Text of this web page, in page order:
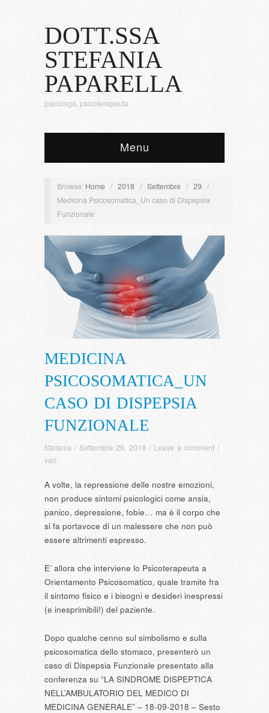
DOTT.SSA
STEFANIA
PAPARELLA
psicologa, psicoterapeuta
Menu
Browse: Home / 2018 / Settembre / 29 /
Medicina Psicosomatica_Un caso di Dispepsia
Funzionale
MEDICINA
PSICOSOMATICA_UN
CASO DI DISPEPSIA
FUNZIONALE
Stefania / Settembre 29, 2018 / Leave a comment /
vari
A volte, la repressione delle nostre emozioni,
non produce sintomi psicologici come ansia,
panico, depressione, fobie… ma è il corpo che
si fa portavoce di un malessere che non può
essere altrimenti espresso.
E’ allora che interviene lo Psicoterapeuta a
Orientamento Psicosomatico, quale tramite fra
il sintomo fisico e i bisogni e desideri inespressi
(e inesprimibili!) del paziente.
Dopo qualche cenno sul simbolismo e sulla
psicosomatica dello stomaco, presenterò un
caso di Dispepsia Funzionale presentato alla
conferenza su “LA SINDROME DISPEPTICA
NELL’AMBULATORIO DEL MEDICO DI
MEDICINA GENERALE” – 18-09-2018 – Sesto